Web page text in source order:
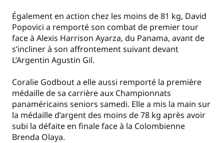
Également en action chez les moins de 81 kg, David
Popovici a remporté son combat de premier tour
face à Alexis Harrison Ayarza, du Panama, avant de
s’incliner à son affrontement suivant devant
L’Argentin Agustin Gil.
Coralie Godbout a elle aussi remporté la première
médaille de sa carrière aux Championnats
panaméricains seniors samedi. Elle a mis la main sur
la médaille d’argent des moins de 78 kg après avoir
subi la défaite en finale face à la Colombienne
Brenda Olaya.